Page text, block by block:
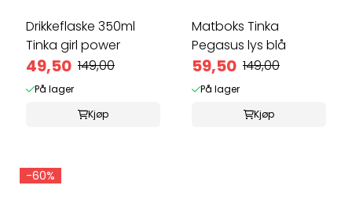
Drikkeflaske 350ml
Tinka girl power
49,50 149,00
På lager
Kjøp
Matboks Tinka
Pegasus lys blå
59,50 149,00
På lager
Kjøp
-60%